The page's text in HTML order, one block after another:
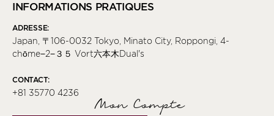
INFORMATIONS PRATIQUES
ADRESSE:
Japan, 〒106-0032 Tokyo, Minato City, Roppongi, 4-
chōme−2−３５ Vort六本木Dual's
CONTACT:
+81 35770 4236
Mon Compte